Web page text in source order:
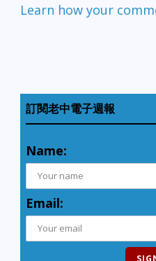
Learn how your
訂閱老中電子週報
Name:
Email: